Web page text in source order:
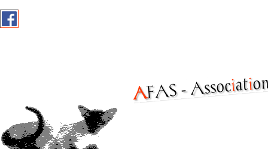
AF
AS -Associati